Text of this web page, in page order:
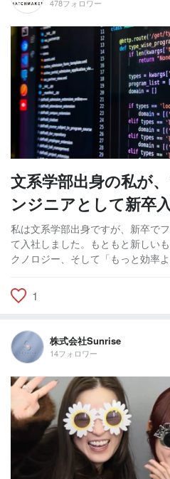
478フォロワー
文系学部出身の私が
ンジニアとして新卒
私は文系学部出身ですが、新卒で
て入社しました。もともと新しい
クノロジー、そして「もっと効率
1
株式会社Sunrise
14フォロワー